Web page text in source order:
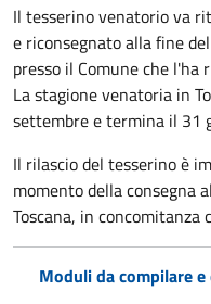
Il tesserino venatorio va
e riconsegnato alla fine
presso il Comune che l'ha
La stagione venatoria in
settembre e termina il 31
Il rilascio del tesserino è
momento della consegna
Toscana, in
Moduli da compilare